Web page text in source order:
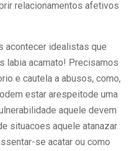
relacionamentos afetivos
acontecer idealistas que
labia acamato! Precisamos
e cautela a abusos, como,
estar arespeitode uma
aquele devem
situacoes aquele atanazar
se acatar ou como